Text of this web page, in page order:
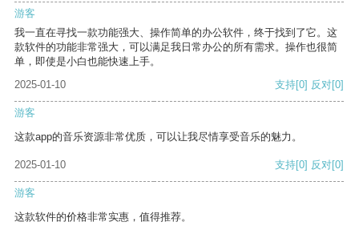
游客
我一直在寻找一款功能强大、操作简单的办公软件，终于找到了它。这
款软件的功能非常强大，可以满足我日常办公的所有需求。操作也很简
单，即使是小白也能快速上手。
2025-01-10
支持[0] 反对[0]
游客
这款app的音乐资源非常优质，可以让我尽情享受音乐的魅力。
2025-01-10 支持[0] 反对[0]
游客
这款软件的价格非常实惠，值得推荐。